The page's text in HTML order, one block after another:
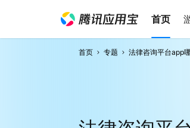
首页
首页 专题 法律咨询平台app